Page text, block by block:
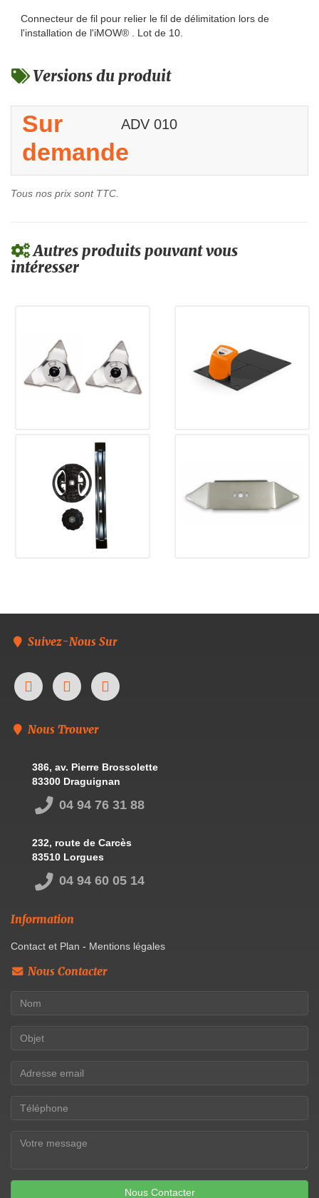
Connecteur de fil pour relier le fil de délimitation lors de
l'installation de l'iMOW® . Lot de 10.
Versions du produit
Sur
demande
ADV 010
Tous nos prix sont TTC.
Autres produits pouvant vous
intéresser
Suivez-Nous Sur
Nous Trouver
386, av. Pierre Brossolette
83300 Draguignan
04 94 76 31 88
232, route de Carcès
83510 Lorgues
04 94 60 05 14
Information
Contact et Plan - Mentions légales
Nous Contacter
Nous Contacter